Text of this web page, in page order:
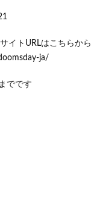
イトURLはこちらから
ja/
でです